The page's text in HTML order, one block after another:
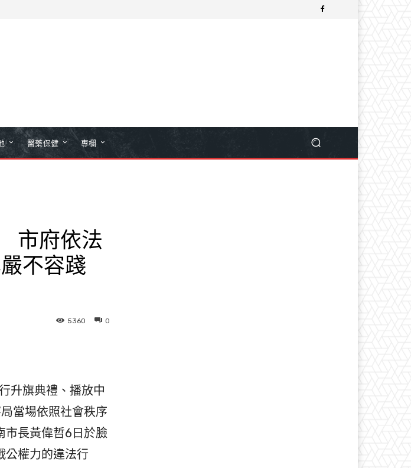
醫藥保健 專欄
市府依法
不容踐
0
5360
升旗典禮、播放中
當場依照社會秩序
市長黃偉哲6日於臉
公權力的違法行